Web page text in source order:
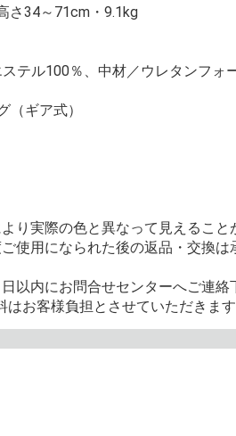
さ34～71cm・9.1kg
テル100％、中材／ウレタンフォ
ギア式）
り実際の色と異なって見えること
使用になられた後の返品・交換は
以内にお問合せセンターへご連絡
お客様負担とさせていただきます